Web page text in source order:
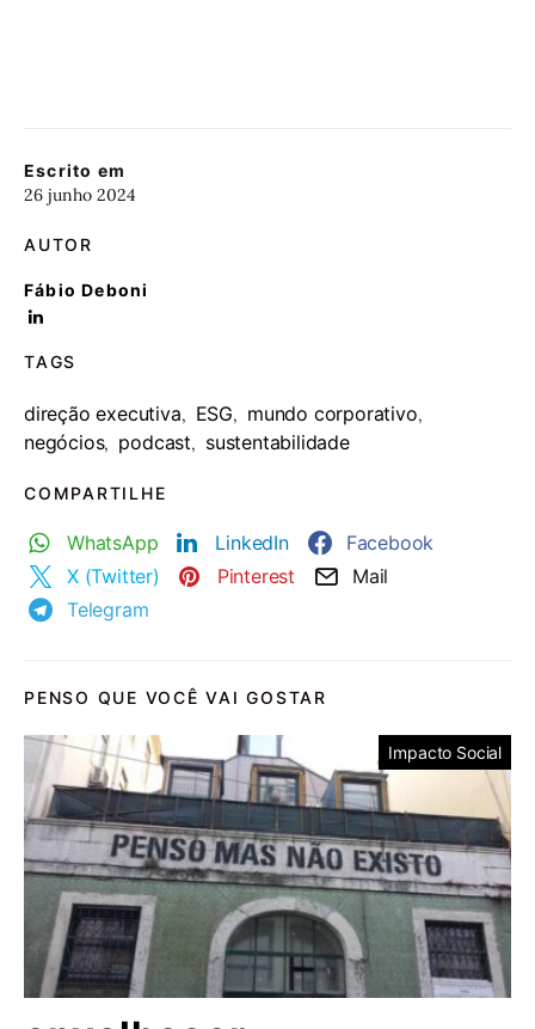
Escrito em
26 junho 2024
AUTOR
Fábio Deboni
TAGS
direção executiva, ESG, mundo corporativo,
negócios, podcast, sustentabilidade
COMPARTILHE
WhatsApp LinkedIn
Facebook
X (Twitter)
Pinterest
Mail
Telegram
PENSO QUE VOCÊ VAI GOSTAR
Impacto Social